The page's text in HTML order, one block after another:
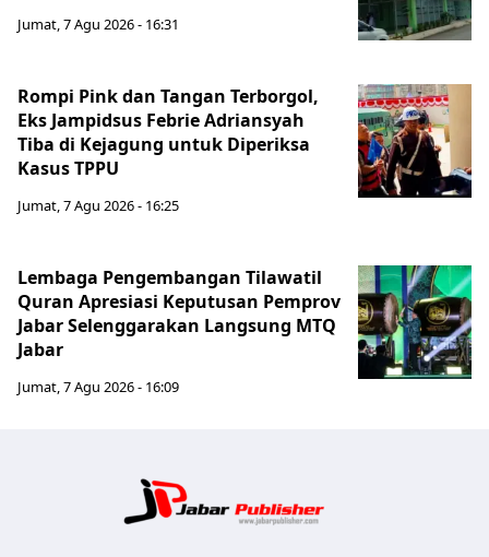
Jumat, 7 Agu 2026 - 16:31
Rompi Pink dan Tangan Terborgol,
Eks Jampidsus Febrie Adriansyah
Tiba di Kejagung untuk Diperiksa
Kasus TPPU
Jumat, 7 Agu 2026 - 16:25
Lembaga Pengembangan Tilawatil
Quran Apresiasi Keputusan Pemprov
Jabar Selenggarakan Langsung MTQ
Jabar
Jumat, 7 Agu 2026 - 16:09